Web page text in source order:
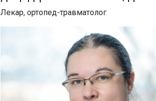
Лекар, ортопед-травматолог